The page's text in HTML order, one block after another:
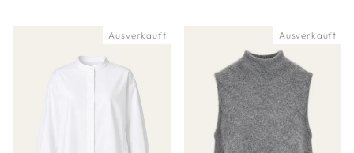
Ausverkauft Ausverkauft